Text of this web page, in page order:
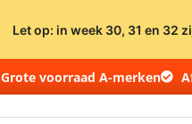
Grote voorraad A-merken
Let op: in week 30, 31 en 32